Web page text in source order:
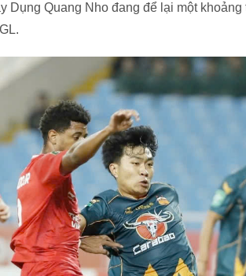
Dụng Quang Nho đang để lại một